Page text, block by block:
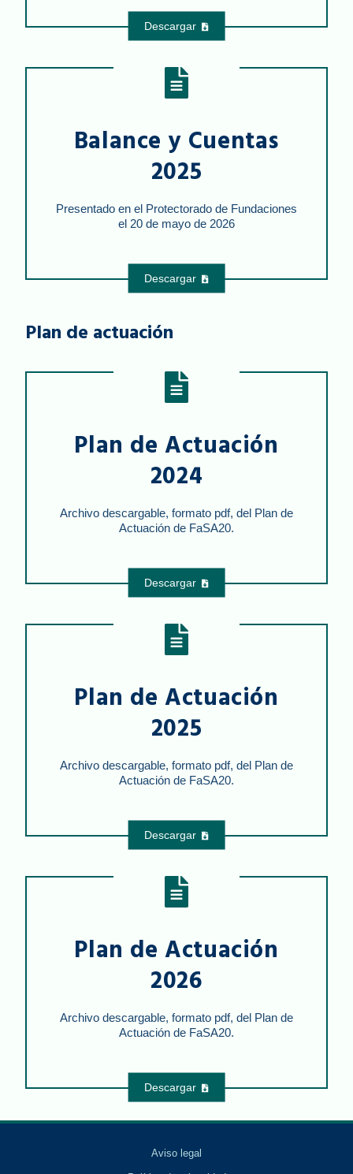
Descargar
Balance y Cuentas
2025
Presentado en el Protectorado de Fundaciones
el 20 de mayo de 2026
Descargar
Plan de actuación
Plan de Actuación
2024
Archivo descargable, formato pdf, del Plan de
Actuación de FaSA20.
Descargar
Plan de Actuación
2025
Archivo descargable, formato pdf, del Plan de
Actuación de FaSA20.
Descargar
Plan de Actuación
2026
Archivo descargable, formato pdf, del Plan de
Actuación de FaSA20.
Descargar
Aviso legal